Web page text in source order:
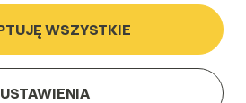
WSZYSTKIE
USTAWIENIA